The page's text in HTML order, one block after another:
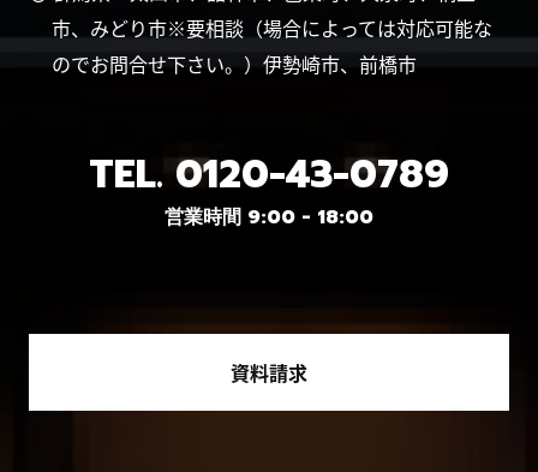
市、みどり市※要相談（場合によっては対応可能な
のでお問合せ下さい。）伊勢崎市、前橋市
TEL. 0120-43-0789
営業時間 9:00 - 18:00
資料請求